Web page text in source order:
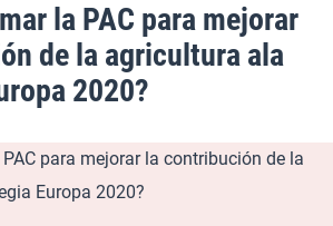
la PAC para mejorar
de la agricultura ala
2020?